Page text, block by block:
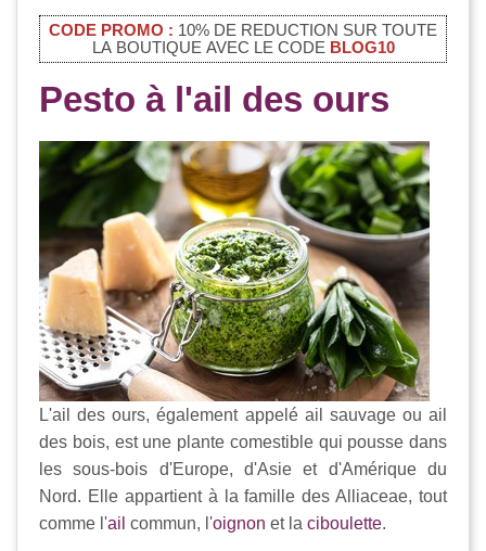
CODE PROMO : 10% DE REDUCTION SUR TOUTE
LA BOUTIQUE AVEC LE CODE BLOG10
Pesto à l'ail des ours
L'ail des ours, également appelé ail sauvage ou ail
des bois, est une plante comestible qui pousse dans
les sous-bois d'Europe, d'Asie et d'Amérique du
Nord. Elle appartient à la famille des Alliaceae, tout
comme l'ail commun, l'oignon et la ciboulette.